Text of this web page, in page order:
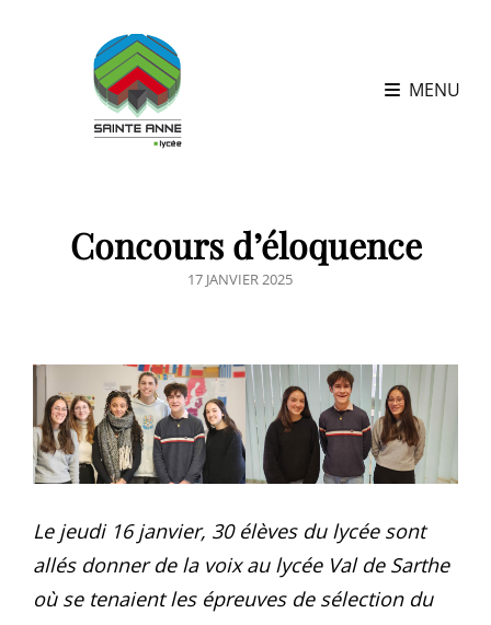
MENU
Concours d’éloquence
POSTED
17 JANVIER 2025
Le jeudi 16 janvier, 30 élèves du lycée sont
allés donner de la voix au lycée Val de Sarthe
où se tenaient les épreuves de sélection du